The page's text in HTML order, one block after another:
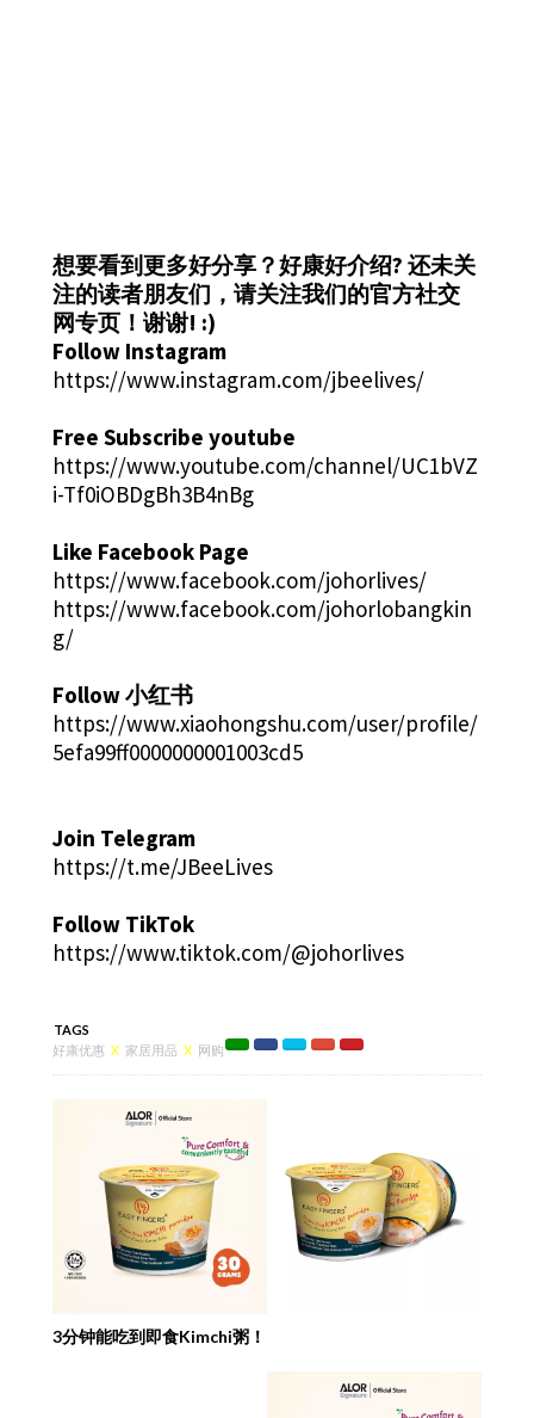
想要看到更多好分享？好康好介绍? 还未关
注的读者朋友们，请关注我们的官方社交
网专页！谢谢! :)
Follow Instagram
https://www.instagram.com/jbeelives/
Free Subscribe youtube
https://www.youtube.com/channel/UC1bVZ
i-Tf0iOBDgBh3B4nBg
Like Facebook Page
https://www.facebook.com/johorlives/
https://www.facebook.com/johorlobangkin
g/
Follow 小红书
https://www.xiaohongshu.com/user/profile/
5efa99ff0000000001003cd5
Join Telegram
https://t.me/JBeeLives
Follow TikTok
https://www.tiktok.com/@johorlives
TAGS
好康优惠 X 家居用品 X 网购
3分钟能吃到即食Kimchi粥！